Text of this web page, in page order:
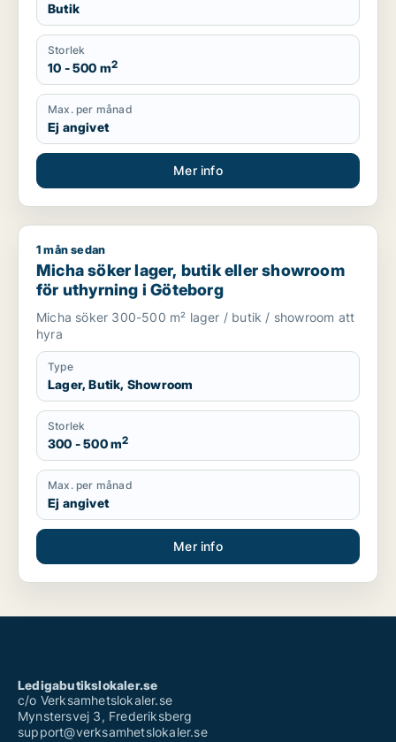
Butik
Storlek
10 - 500 m2
Max. per månad
Ej angivet
Mer info
Micha söker lager, butik eller showroom för uthyrning i
1 mån sedan
Micha söker lager, butik eller showroom
för uthyrning i Göteborg
Micha söker 300-500 m² lager / butik / showroom att
hyra
Type
Lager, Butik, Showroom
Storlek
300 - 500 m2
Max. per månad
Ej angivet
Mer info
Ledigabutikslokaler.se
c/o Verksamhetslokaler.se
Mynstersvej 3, Frederiksberg
support@verksamhetslokaler.se